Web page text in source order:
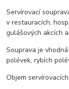
Servírovací
v restauracích,
gulášových akcích
Souprava je
polévek, rybích
Objem